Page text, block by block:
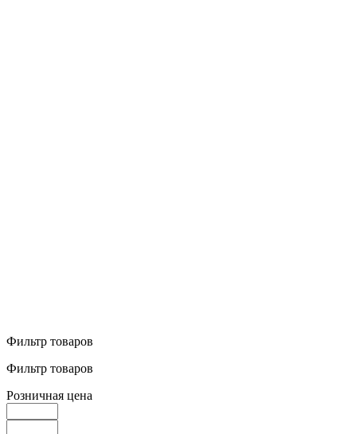
Фильтр товаров
Фильтр товаров
Розничная цена